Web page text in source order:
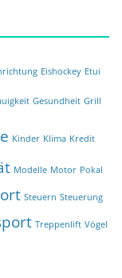
Eishockey Etui
Gesundheit Grill
Kinder Klima Kredit
Modelle Motor Pokal
Steuern Steuerung
Treppenlift Vögel